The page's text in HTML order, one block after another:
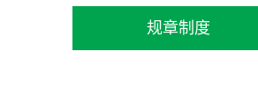
规章制度